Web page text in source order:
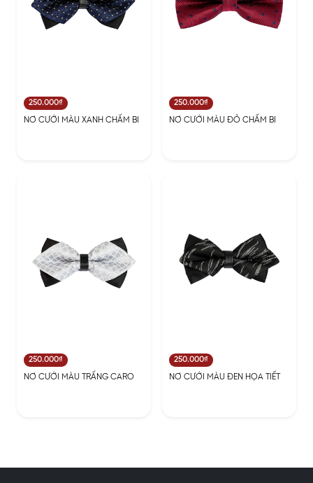
250.000₫
NƠ CƯỚI MÀU XANH CHẤM BI
250.000₫
NƠ CƯỚI MÀU ĐỎ CHẤM BI
250.000₫
NƠ CƯỚI MÀU TRẤNG CARO
250.000₫
NƠ CƯỚI MÀU ĐEN HỌA TIẾT